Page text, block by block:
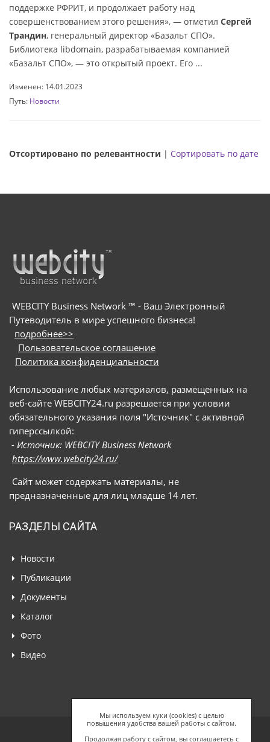
поддержке РФРИТ, и продолжает работу над
совершенствованием этого решения», — отметил Сергей
Трандин, генеральный директор «Базальт СПО».
Библиотека libdomain, разрабатываемая компанией
«Базальт СПО», — это открытый проект. Его ...
Изменен: 14.01.2023
Путь: Новости
Отсортировано по релевантности | Сортировать по дате
WEBCITY Business Network ™ - Ваш Электронный
Путеводитель в мире успешного бизнеса!
подробнее>>
Пользовательское соглашение
Политика конфиденциальности
Использование любых материалов, размещенных на
веб-сайте WEBCITY24.ru разрешается при условии
обязательного указания поля "Источник" с активной
гиперссылкой:
- Источник: WEBCITY Business Network
https://www.webcity24.ru/
Сайт может содержать материалы, не
предназначенные для лиц младше 14 лет.
РАЗДЕЛЫ САЙТА
Новости
Публикации
Документы
Каталог
Фото
Видео
Мы используем куки (cookies) с целью
повышения удобства вашей работы с сайтом.
Продолжая работу с сайтом, вы соглашаетесь с